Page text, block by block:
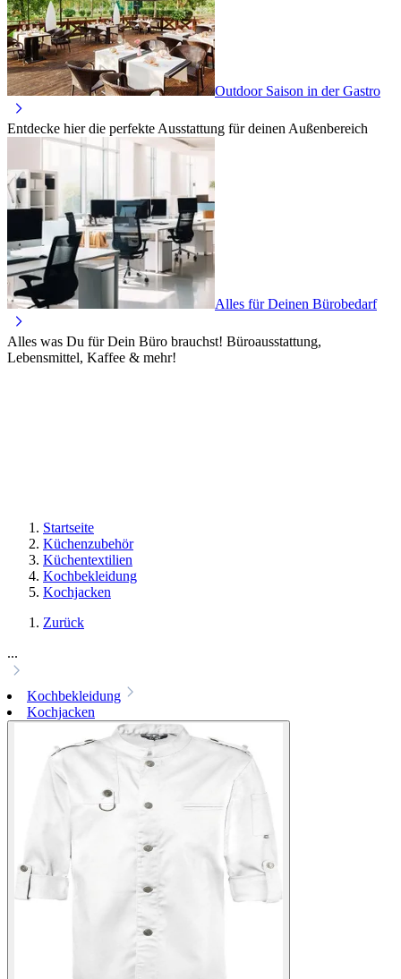
Outdoor Saison in der Gastro
Entdecke hier die perfekte Ausstattung für deinen Außenbereich
Alles für Deinen Bürobedarf
Alles was Du für Dein Büro brauchst! Büroausstattung,
Lebensmittel, Kaffee & mehr!
Startseite
Küchenzubehör
Küchentextilien
Kochbekleidung
Kochjacken
Zurück
...
Kochbekleidung
Kochjacken